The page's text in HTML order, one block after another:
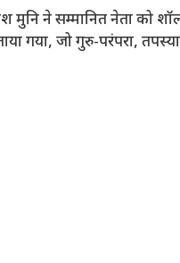
मुनि ने सम्मानित नेता को
गया, जो गुरु-परंपरा,